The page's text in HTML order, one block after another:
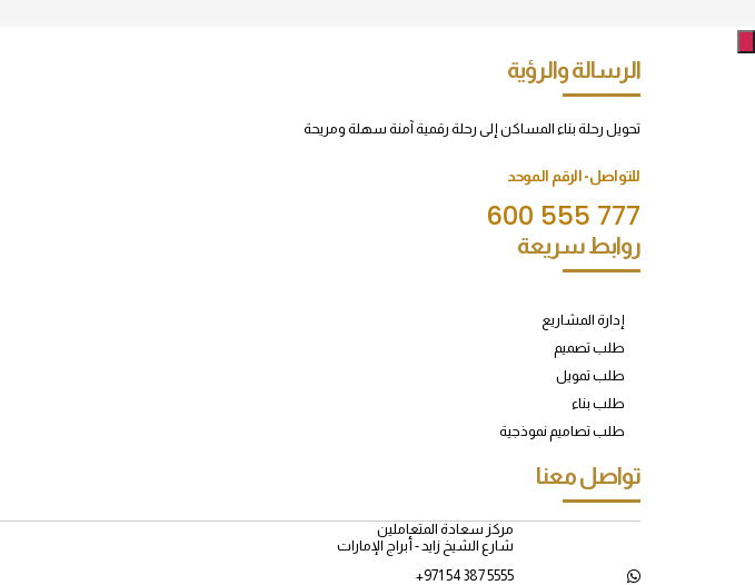
الرسالة والرؤية
تحويل رحلة بناء المساكن إلى رحلة رقمية آمنة سهلة ومريحة
للتواصل- الرقم الموحد
600 555 777
روابط سريعة
إدارة المشاريع
طلب تصميم
طلب تمويل
طلب بناء
طلب تصاميم نموذجية
تواصل معنا
مركز سعادة المتعاملين
شارع الشيخ زايد - أبراج الإمارات
+971 54 387 5555